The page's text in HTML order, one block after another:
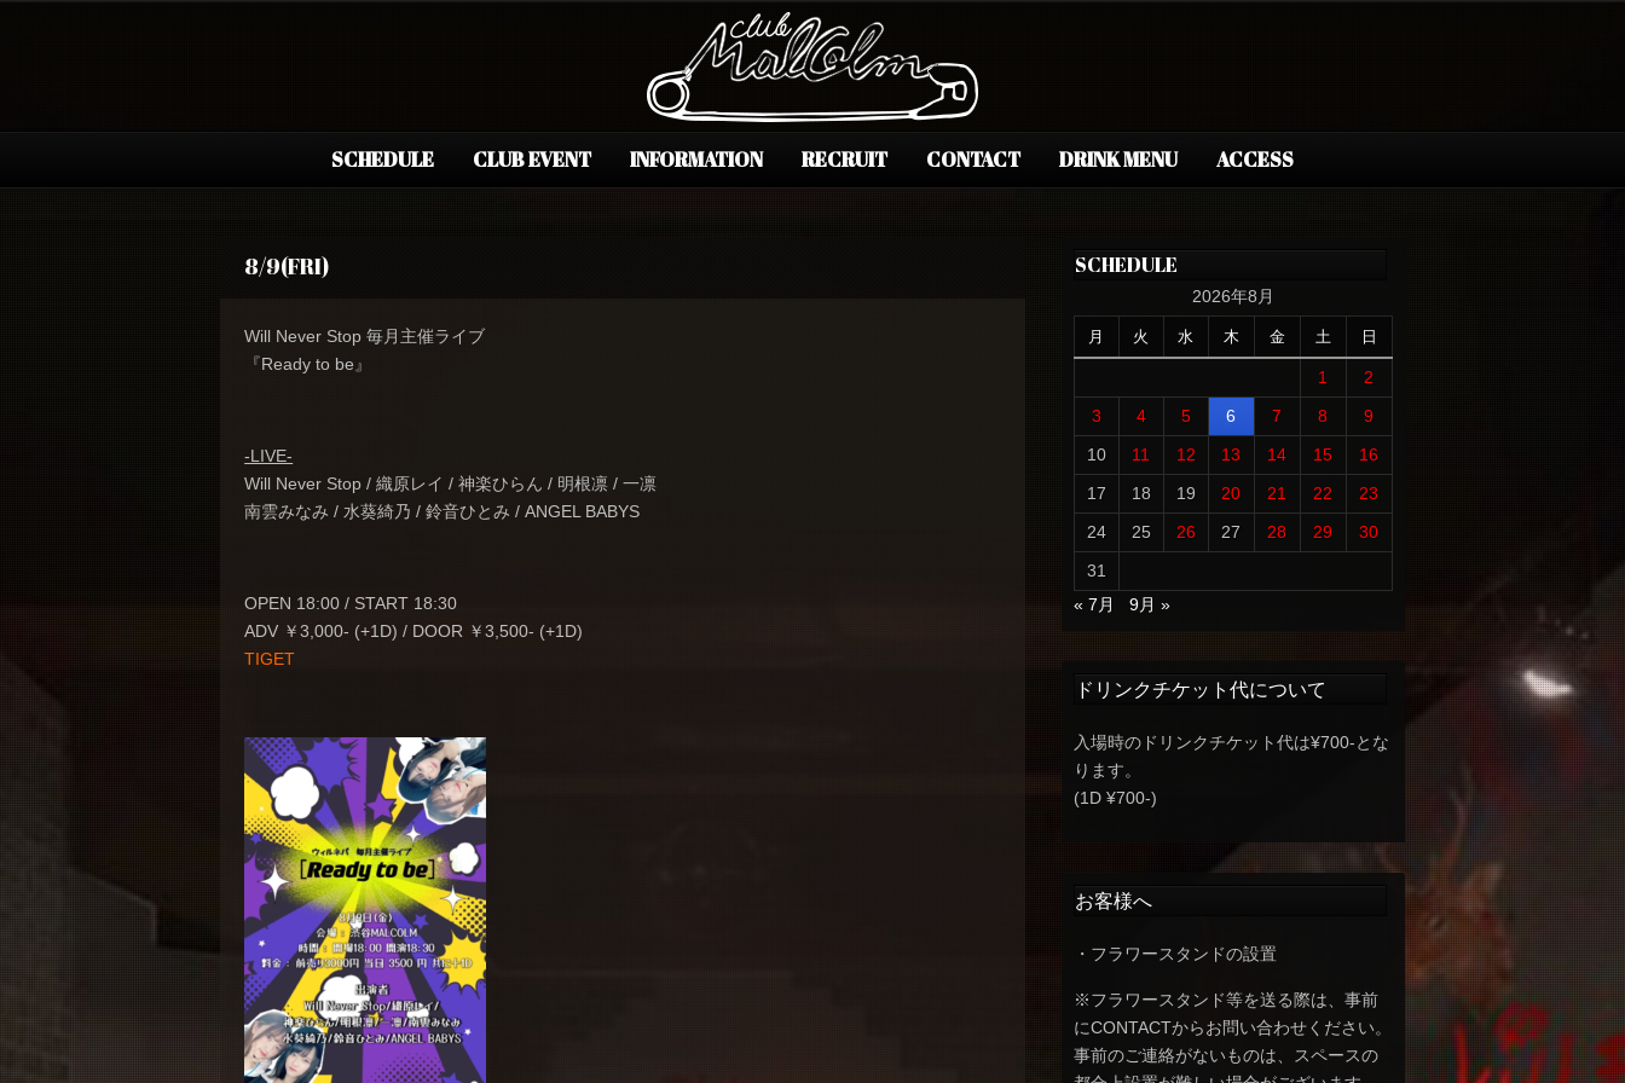
SCHEDULE CLUB EVENT INFORMATION RECRUIT CONTACT DRINK MENU ACCESS
8/9(FRI)
Will Never Stop 毎月主催ライブ
『Ready to be』
-LIVE-
Will Never Stop / 織原レイ / 神楽ひらん / 明根凛 / 一凛
南雲みなみ / 水葵綺乃 / 鈴音ひとみ / ANGEL BABYS
OPEN 18:00 / START 18:30
ADV ￥3,000- (+1D) / DOOR ￥3,500- (+1D)
TIGET
SCHEDULE
2026年8月
月 火 水 木 金 土 日
1
2
3
4 5 6 7 8
9
10
11 12 13 14 15
16
17
18 19 20 21 22
23
24
25 26 27 28 29
30
31
« 7月
9月 »
ドリンクチケット代について
入場時のドリンクチケット代は¥700-とな
ります。
(1D ¥700-)
お客様へ
・フラワースタンドの設置
※フラワースタンド等を送る際は、事前
にCONTACTからお問い合わせください。
事前のご連絡がないものは、スペースの